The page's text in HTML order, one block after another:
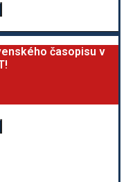
časopisu v